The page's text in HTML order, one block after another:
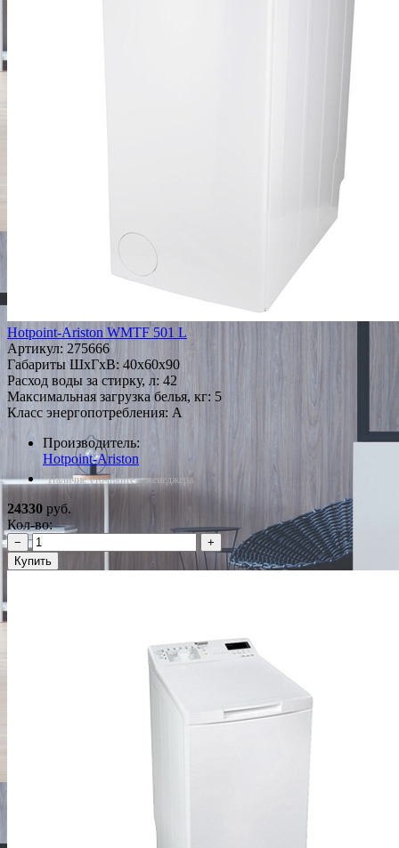
Hotpoint-Ariston WMTF 501 L
Артикул: 275666
Габариты ШxГxВ: 40x60x90
Расход воды за стирку, л: 42
Максимальная загрузка белья, кг: 5
Класс энергопотребления: A
Производитель:
Hotpoint-Ariston
*Наличие уточняйте у менеджера
24330 руб.
Кол-во:
−
+
Купить